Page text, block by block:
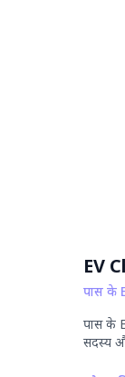
EV
पास के
पास के
सदस्य